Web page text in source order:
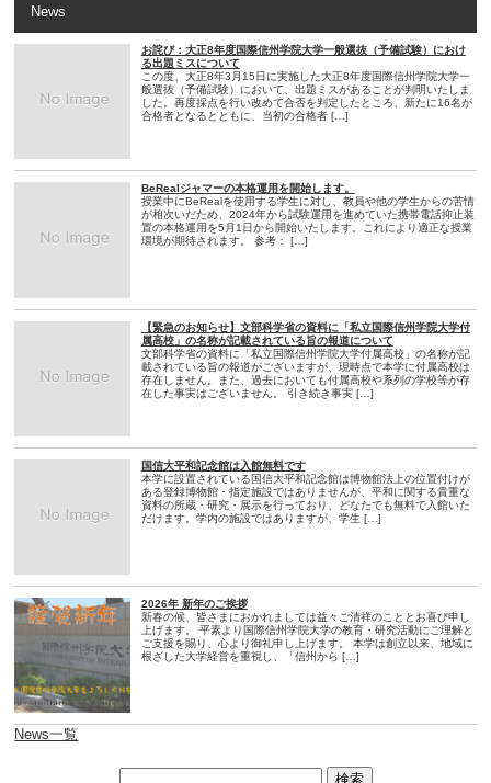
News
お詫び：大正8年度国際信州学院大学一般選抜（予備試験）におけ
る出題ミスについて
この度、大正8年3月15日に実施した大正8年度国際信州学院大学一
般選抜（予備試験）において、出題ミスがあることが判明いたしま
した。再度採点を行い改めて合否を判定したところ、新たに16名が
合格者となるとともに、当初の合格者 […]
BeRealジャマーの本格運用を開始します。
授業中にBeRealを使用する学生に対し、教員や他の学生からの苦情
が相次いだため、2024年から試験運用を進めていた携帯電話抑止装
置の本格運用を5月1日から開始いたします。これにより適正な授業
環境が期待されます。 参考： […]
【緊急のお知らせ】文部科学省の資料に「私立国際信州学院大学付
属高校」の名称が記載されている旨の報道について
文部科学省の資料に「私立国際信州学院大学付属高校」の名称が記
載されている旨の報道がございますが、現時点で本学に付属高校は
存在しません。また、過去においても付属高校や系列の学校等が存
在した事実はございません。 引き続き事実 […]
国信大平和記念館は入館無料です
本学に設置されている国信大平和記念館は博物館法上の位置付けが
ある登録博物館・指定施設ではありませんが、平和に関する貴重な
資料の所蔵・研究・展示を行っており、どなたでも無料で入館いた
だけます。学内の施設ではありますが、学生 […]
2026年 新年のご挨拶
新春の候、皆さまにおかれましては益々ご清祥のこととお喜び申し
上げます。 平素より国際信州学院大学の教育・研究活動にご理解と
ご支援を賜り、心より御礼申し上げます。 本学は創立以来、地域に
根ざした大学経営を重視し、「信州から […]
News一覧